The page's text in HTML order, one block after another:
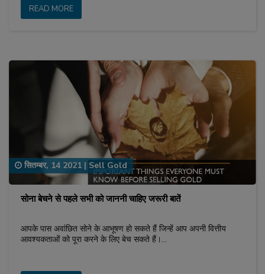
READ MORE
सोना बेचने से पहले सभी को जाननी चाहिए जरूरी बातें
सितम्बर, 14 2021 | Sell Gold
आपके पास अवांछित सोने के आभूषण हो सकते हैं जिन्हें आप अपनी वित्तीय
आवश्यकताओं को पूरा करने के लिए बेच सकते हैं।…